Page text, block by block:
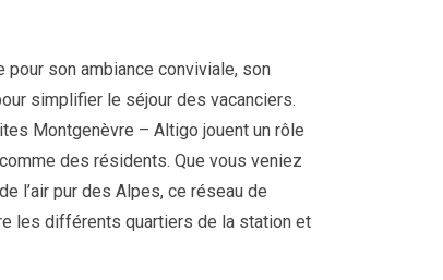
son ambiance conviviale, son
simplifier le séjour des vacanciers.
Montgenèvre – Altigo jouent un rôle
des résidents. Que vous veniez
l’air pur des Alpes, ce réseau de
les différents quartiers de la station et